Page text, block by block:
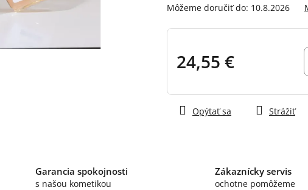
Môžeme doručiť do: 10.8.2026
24,55 €
cena:
Opýtať sa Strážiť
Garancia spokojnosti
s našou kometikou
Zákaznícky servis
ochotne pomôžeme